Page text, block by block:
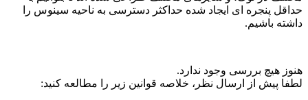
حداقل پنجره ای ایجاد شده حداکثر دسترسی به ناحیه سینوس را
داشته باشیم.
هنوز هیچ بررسی وجود ندارد.
لطفا پیش از ارسال نظر، خلاصه قوانین زیر را مطالعه کنید: